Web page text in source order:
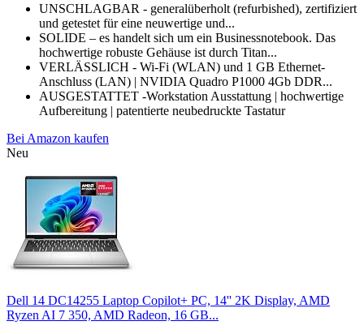
UNSCHLAGBAR - generalüberholt (refurbished), zertifiziert
und getestet für eine neuwertige und...
SOLIDE – es handelt sich um ein Businessnotebook. Das
hochwertige robuste Gehäuse ist durch Titan...
VERLÄSSLICH - Wi-Fi (WLAN) und 1 GB Ethernet-
Anschluss (LAN) | NVIDIA Quadro P1000 4Gb DDR...
AUSGESTATTET -Workstation Ausstattung | hochwertige
Aufbereitung | patentierte neubedruckte Tastatur
Bei Amazon kaufen
Neu
Dell 14 DC14255 Laptop Copilot+ PC, 14'' 2K Display, AMD
Ryzen AI 7 350, AMD Radeon, 16 GB...